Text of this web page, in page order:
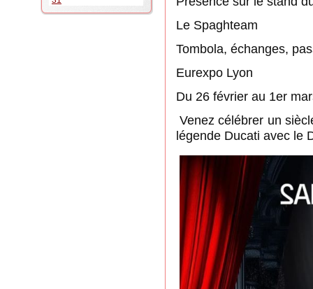
Le Spaghteam
Tombola, échanges,
Eurexpo Lyon
Du 26 février au 1er
Venez célébrer un
légende Ducati avec le